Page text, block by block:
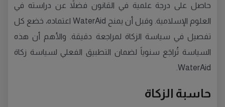
حاصل على درجة علمية في القانون فضلاً عن دراسته في
العلوم الإسلامية. وقبل أن يمنح WaterAid اعتماده، خضع كل
تفصيل في سياسة الزكاة لمراجعة دقيقة. والأهم أن هذه
السياسة تُراجَع سنوياً لضمان التطبيق الفعلي لسياسة زكاة
WaterAid.
حاسبة الزكاة